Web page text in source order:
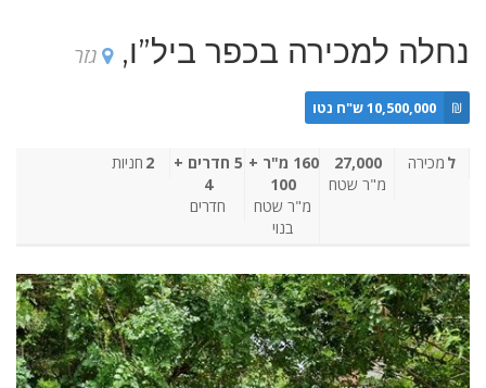
נחלה למכירה בכפר ביל”ו, גזר
₪ 10,500,000 ש"ח נטו
ל מכירה
27,000
מ"ר שטח
160 מ"ר +
100
מ"ר שטח
בנוי
5 חדרים +
4
חדרים
2 חניות